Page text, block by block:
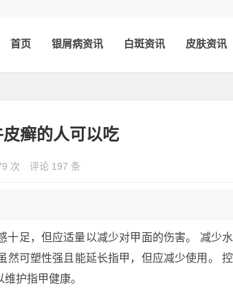
首页 银屑病资讯 白斑资讯 皮肤资讯
癣的人可以吃
次 评论 197 条
十足，但应适量以减少对甲面的伤害。 减少水
然可塑性强且能延长指甲，但应减少使用。 控
护指甲健康。